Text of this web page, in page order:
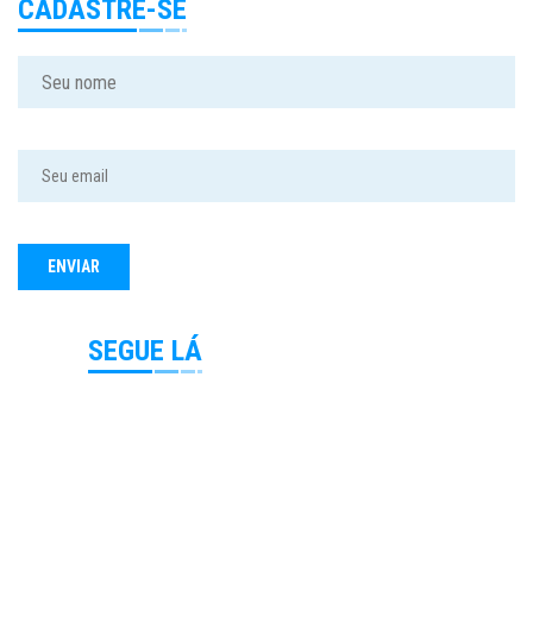
CADASTRE-SE
SEGUE LÁ